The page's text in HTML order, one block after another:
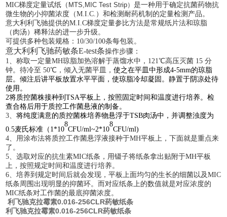
MIC梯度定量试纸（ MTS, MIC Test Strip）是一种用于确定抗菌药物抗
微生物的小抑菌浓度（M.I.C. ）和检测耐药机制的定量检测产品。
意大利利飞驰提供的M.I.C梯度定量参比方法是常规纸片法和琼脂
（肉汤）稀释法的进一步升级。
可提供多种包装规格： 10/30/100条每包装。
意大利利飞驰药敏条E-test条操作步骤：
1、称取一定量MH琼脂加热溶解于蒸馏水中，121℃高压灭菌 15 分
钟。待冷至 50℃，倾入无菌平皿，使之在平皿中形成4-5mm的琼脂
层。倾注后讲平板放置水平平面，使琼脂冷却凝固。静置于阴凉处待
使用。
2将质控菌株接种到TSA平板上，按照固定时间和温度进行培养。检
查合格后用于质控工作菌悬液的制备。
3、将纯度满意的质控菌株培养物悬浮于TSB肉汤中，并调整浊度为
0.5麦氏标准（1*10
8
CFU/ml~2*10
8
CFU/ml)
4、用涂布法将质控工作菌悬浮液接种于MH平板上，下面就是重点来
了。
5、选取对应的抗生素MIC纸条，用镊子将纸条拿出贴附于MH平板
上，按照规定时间和温度进行培养。
6、培养到规定时间后就会发现，平板上面均匀的生长的细菌以及MIC
纸条周围出现明显的抑菌环。而对应纸条上的数值就是对应浓度的
MIC纸条对工作菌的最底抑菌浓度。
利飞驰克拉霉素0.016-256CLR药敏纸条
利飞驰克拉霉素0.016-256CLR药敏纸条